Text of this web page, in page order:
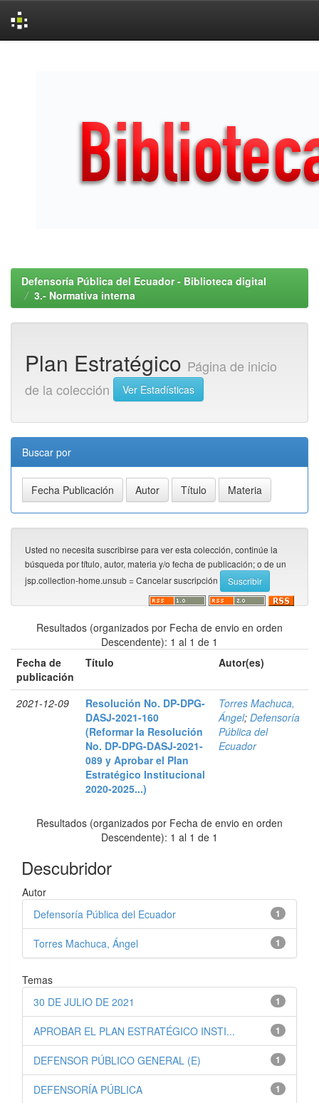
Defensoría Pública del Ecuador - Biblioteca digital
3.- Normativa interna
Plan Estratégico Página de inicio
de la colección
Ver Estadísticas
Buscar por
Usted no necesita suscribirse para ver esta colección, continúe la
búsqueda por título, autor, materia y/o fecha de publicación; o de un
jsp.collection-home.unsub = Cancelar suscripción
Resultados (organizados por Fecha de envio en orden
Descendente): 1 al 1 de 1
Fecha de
publicación
Título Autor(es)
2021-12-09
Resolución No. DP-DPG-
DASJ-2021-160
(Reformar la Resolución
No. DP-DPG-DASJ-2021-
089 y Aprobar el Plan
Estratégico Institucional
2020-2025...)
Torres Machuca,
Ángel; Defensoría
Pública del
Ecuador
Resultados (organizados por Fecha de envio en orden
Descendente): 1 al 1 de 1
Descubridor
Autor
1
Defensoría Pública del Ecuador
1
Torres Machuca, Ángel
Temas
1
30 DE JULIO DE 2021
1
APROBAR EL PLAN ESTRATÉGICO INSTI...
1
DEFENSOR PÚBLICO GENERAL (E)
1
DEFENSORÍA PÚBLICA